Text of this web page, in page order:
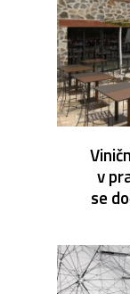
v
se